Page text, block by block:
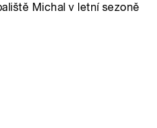
Michal v letní sezoně